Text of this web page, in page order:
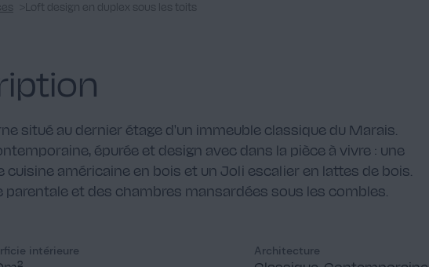
Loft design en duplex sous les toits
situé au dernier étage d'un immeuble classique du Marais.
épurée et design avec dans la pièce à vivre : une
cuisine américaine en bois et un Joli escalier en lattes de bois.
parentale et des chambres mansardées sous les combles.
intérieure Architecture